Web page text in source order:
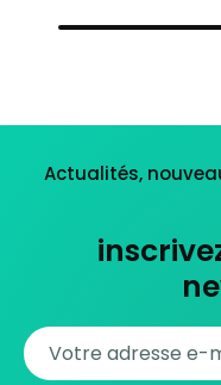
Actualités,